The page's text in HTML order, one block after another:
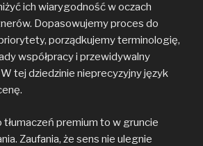
ich wiarygodność w oczach
Dopasowujemy proces do
porządkujemy terminologię,
współpracy i przewidywalny
tej dziedzinie nieprecyzyjny język
premium to w gruncie
Zaufania, że sens nie ulegnie